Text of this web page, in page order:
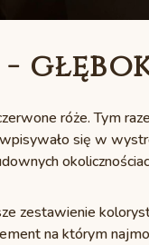
-
róże. Tym
się w
zestawienie
na którym